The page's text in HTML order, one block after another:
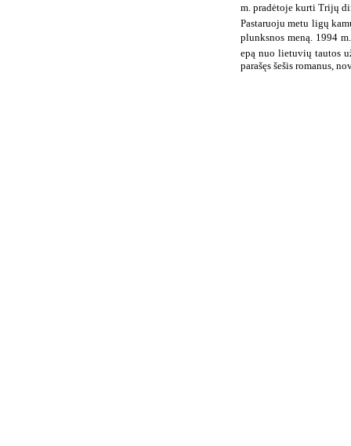
m. pradėtoje kurti Trijų
Pastaruoju metu ligų
plunksnos meną. 1994
epą nuo lietuvių tautos
parašęs šešis romanus,